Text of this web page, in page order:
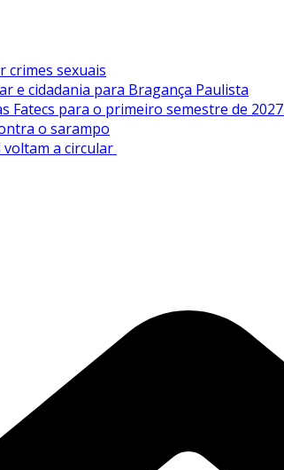
crimes sexuais
e cidadania para Bragança Paulista
Fatecs para o primeiro semestre de 2027
o sarampo
voltam a circular